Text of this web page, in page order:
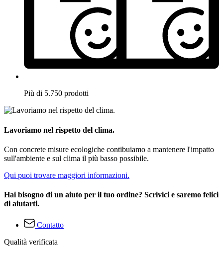
Più di 5.750 prodotti
Lavoriamo nel rispetto del clima.
Con concrete misure ecologiche contibuiamo a mantenere l'impatto
sull'ambiente e sul clima il più basso possibile.
Qui puoi trovare maggiori informazioni.
Hai bisogno di un aiuto per il tuo ordine? Scrivici e saremo felici
di aiutarti.
Contatto
Qualità verificata